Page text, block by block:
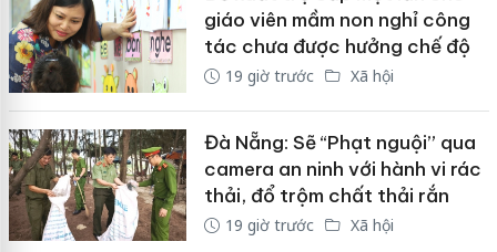
giáo viên mầm non nghỉ công
tác chưa được hưởng chế độ
19 giờ trước Xã hội
Đà Nẵng: Sẽ “Phạt nguội” qua
camera an ninh với hành vi rác
thải, đổ trộm chất thải rắn
19 giờ trước Xã hội